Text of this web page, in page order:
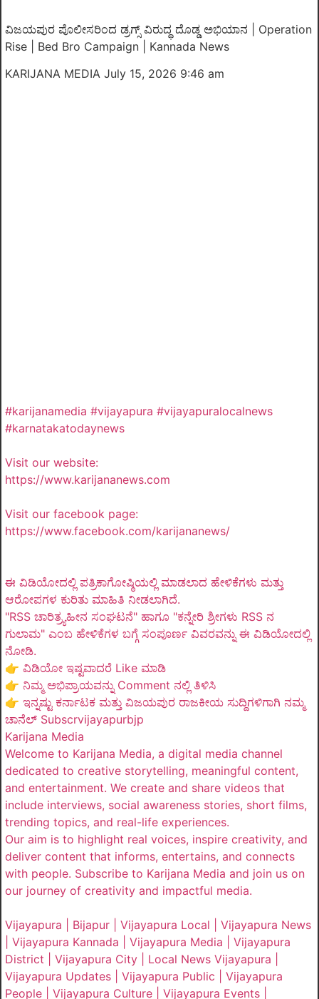
ವಿಜಯಪುರ ಪೊಲೀಸರಿಂದ ಡ್ರಗ್ಸ್ ವಿರುದ್ಧ ದೊಡ್ಡ ಅಭಿಯಾನ | Operation
Rise | Bed Bro Campaign | Kannada News
KARIJANA MEDIA July 15, 2026 9:46 am
#karijanamedia #vijayapura #vijayapuralocalnews
#karnatakatodaynews
Visit our website:
https://www.karijananews.com
Visit our facebook page:
https://www.facebook.com/karijananews/
ಈ ವಿಡಿಯೋದಲ್ಲಿ ಪತ್ರಿಕಾಗೋಷ್ಠಿಯಲ್ಲಿ ಮಾಡಲಾದ ಹೇಳಿಕೆಗಳು ಮತ್ತು
ಆರೋಪಗಳ ಕುರಿತು ಮಾಹಿತಿ ನೀಡಲಾಗಿದೆ.
"RSS ಚಾರಿತ್ರ್ಯಹೀನ ಸಂಘಟನೆ" ಹಾಗೂ "ಕನ್ನೇರಿ ಶ್ರೀಗಳು RSS ನ
ಗುಲಾಮ" ಎಂಬ ಹೇಳಿಕೆಗಳ ಬಗ್ಗೆ ಸಂಪೂರ್ಣ ವಿವರವನ್ನು ಈ ವಿಡಿಯೋದಲ್ಲಿ
ನೋಡಿ.
👉 ವಿಡಿಯೋ ಇಷ್ಟವಾದರೆ Like ಮಾಡಿ
👉 ನಿಮ್ಮ ಅಭಿಪ್ರಾಯವನ್ನು Comment ನಲ್ಲಿ ತಿಳಿಸಿ
👉 ಇನ್ನಷ್ಟು ಕರ್ನಾಟಕ ಮತ್ತು ವಿಜಯಪುರ ರಾಜಕೀಯ ಸುದ್ದಿಗಳಿಗಾಗಿ ನಮ್ಮ
ಚಾನೆಲ್ Subscrvijayapurbjp
Karijana Media
Welcome to Karijana Media, a digital media channel
dedicated to creative storytelling, meaningful content,
and entertainment. We create and share videos that
include interviews, social awareness stories, short films,
trending topics, and real-life experiences.
Our aim is to highlight real voices, inspire creativity, and
deliver content that informs, entertains, and connects
with people. Subscribe to Karijana Media and join us on
our journey of creativity and impactful media.
Vijayapura | Bijapur | Vijayapura Local | Vijayapura News
| Vijayapura Kannada | Vijayapura Media | Vijayapura
District | Vijayapura City | Local News Vijayapura |
Vijayapura Updates | Vijayapura Public | Vijayapura
People | Vijayapura Culture | Vijayapura Events |